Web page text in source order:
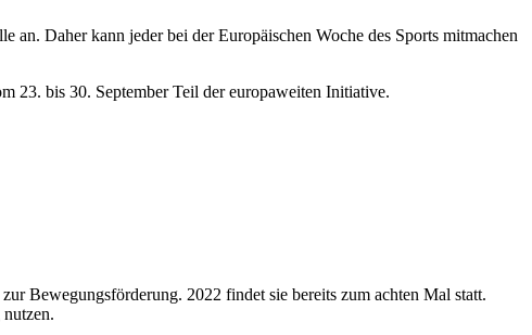
Daher kann jeder bei der Europäischen Woche des Sports mitmachen
23. bis 30. September Teil der europaweiten Initiative.
Bewegungsförderung. 2022 findet sie bereits zum achten Mal statt.